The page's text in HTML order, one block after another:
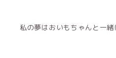
私の夢はおいもちゃんと一緒